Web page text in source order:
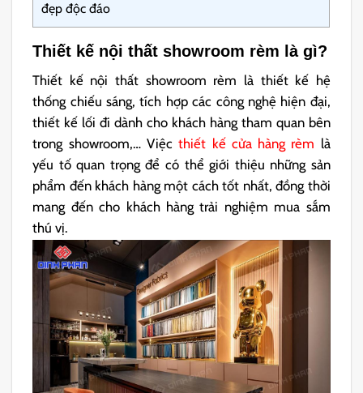
đẹp độc đáo
Thiết kế nội thất showroom rèm là gì?
Thiết kế nội thất showroom rèm là thiết kế hệ
thống chiếu sáng, tích hợp các công nghệ hiện đại,
thiết kế lối đi dành cho khách hàng tham quan bên
trong showroom,… Việcthiết kế cửa hàng rèm là
yếu tố quan trọng để có thể giới thiệu những sản
phẩm đến khách hàng một cách tốt nhất, đồng thời
mang đến cho khách hàng trải nghiệm mua sắm
thú vị.